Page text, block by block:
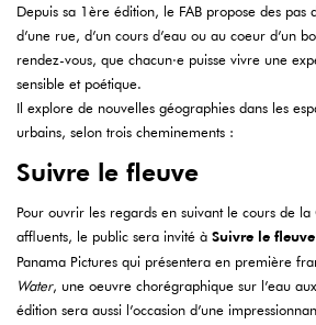
Depuis sa 1ère édition, le FAB propose des pas
d’une rue, d’un cours d’eau ou au coeur d’un
rendez-vous, que chacun·e puisse vivre une
sensible et poétique.
Il explore de nouvelles géographies dans les
urbains, selon trois cheminements :
Suivre le fleuve
Pour ouvrir les regards en suivant le cours de
affluents, le public sera invité à Suivre le fleuve
Panama Pictures qui présentera en première
Water, une oeuvre chorégraphique sur l’eau
édition sera aussi l’occasion d’une